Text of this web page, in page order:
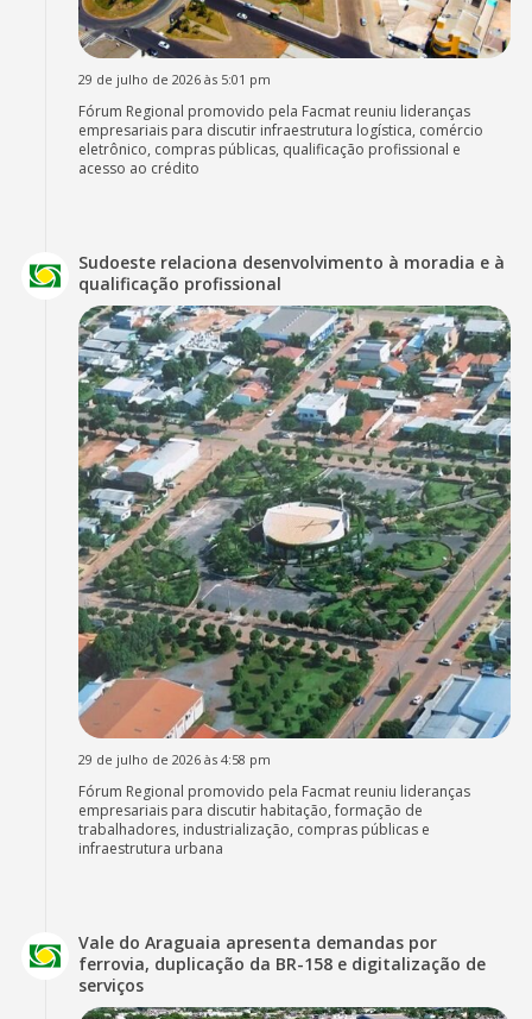
29 de julho de 2026 às 5:01 pm
Fórum Regional promovido pela Facmat reuniu lideranças
empresariais para discutir infraestrutura logística, comércio
eletrônico, compras públicas, qualificação profissional e
acesso ao crédito
Sudoeste relaciona desenvolvimento à moradia e à
qualificação profissional
29 de julho de 2026 às 4:58 pm
Fórum Regional promovido pela Facmat reuniu lideranças
empresariais para discutir habitação, formação de
trabalhadores, industrialização, compras públicas e
infraestrutura urbana
Vale do Araguaia apresenta demandas por
ferrovia, duplicação da BR-158 e digitalização de
serviços